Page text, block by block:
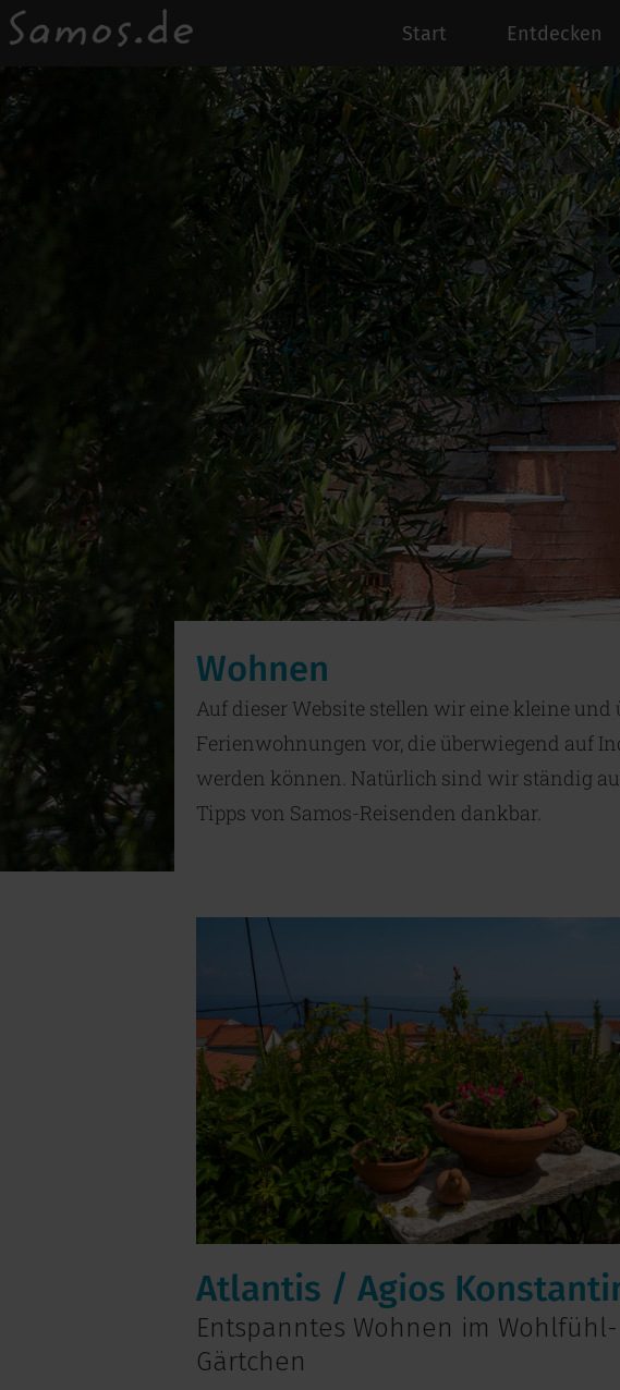
Start Entdecken
Wohnen
Auf dieser Website stellen wir eine kleine
Ferienwohnungen vor, die überwiegend auf
werden können. Natürlich sind wir ständig
Tipps von Samos-Reisenden dankbar.
Atlantis / Agios
Entspanntes Wohnen im Wohlfühl-
Gärtchen